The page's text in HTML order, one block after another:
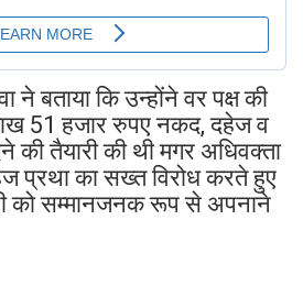
ने बताया कि उन्होंने वर पक्ष की
51 हजार रुपए नकद, दहेज व
की तैयारी की थी मगर अधिवक्ता
प्रथा का सख्त विरोध करते हुए
को सम्मानजनक रूप से अपनाने